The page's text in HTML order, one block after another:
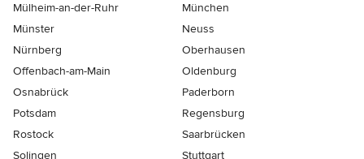
Mülheim-an-der-Ruhr
München
Münster
Neuss
Nürnberg
Oberhausen
Offenbach-am-Main
Oldenburg
Osnabrück
Paderborn
Potsdam
Regensburg
Rostock
Saarbrücken
Solingen
Stuttgart